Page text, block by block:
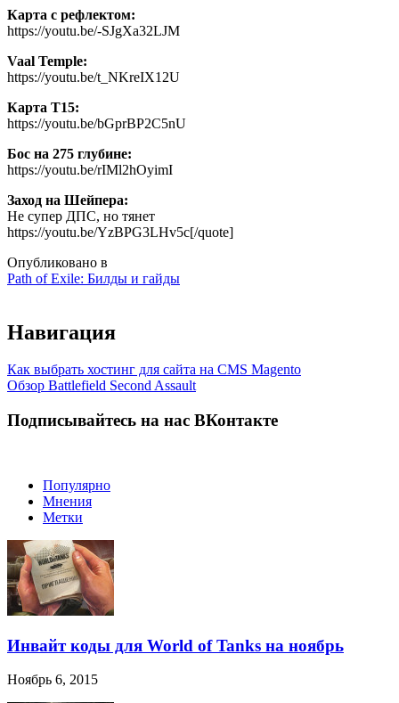
Карта с рефлектом:
https://youtu.be/-SJgXa32LJM
Vaal Temple:
https://youtu.be/t_NKreIX12U
Карта T15:
https://youtu.be/bGprBP2C5nU
Бос на 275 глубине:
https://youtu.be/rIMl2hOyimI
Заход на Шейпера:
Не супер ДПС, но тянет
https://youtu.be/YzBPG3LHv5c[/quote]
Опубликовано в
Path of Exile: Билды и гайды
Навигация
Как выбрать хостинг для сайта на CMS Magento
Обзор Battlefield Second Assault
Подписывайтесь на нас ВКонтакте
Популярно
Мнения
Метки
Инвайт коды для World of Tanks на ноябрь
Ноябрь 6, 2015